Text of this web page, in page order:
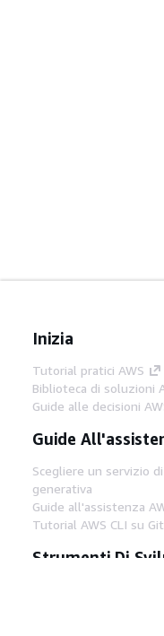
Inizia
Tutorial pratici AWS
Biblioteca di soluzioni
Guide alle decisioni
Guide
Scegliere un servizio
generativa
Guide all'assistenza
Tutorial AWS CLI su
Strumenti Di